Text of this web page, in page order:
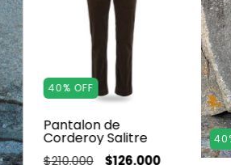
40% OFF
Pantalon de
Corderoy Salitre
$210.000 $126.000
40